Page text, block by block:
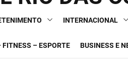
INTERNACIONAL
FITNESS – ESPORTE BUSINESS E